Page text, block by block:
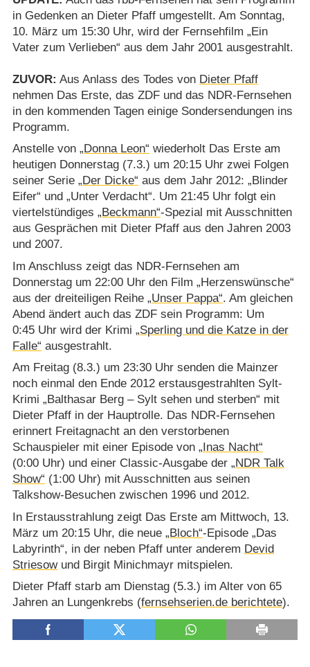
in Gedenken an Dieter Pfaff umgestellt. Am Sonntag,
10. März um 15:30 Uhr, wird der Fernsehfilm „Ein
Vater zum Verlieben“ aus dem Jahr 2001 ausgestrahlt.
ZUVOR: Aus Anlass des Todes von Dieter Pfaff
nehmen Das Erste, das ZDF und das NDR-Fernsehen
in den kommenden Tagen einige Sondersendungen ins
Programm.
Anstelle von „Donna Leon“ wiederholt Das Erste am
heutigen Donnerstag (7.3.) um 20:15 Uhr zwei Folgen
seiner Serie „Der Dicke“ aus dem Jahr 2012: „Blinder
Eifer“ und „Unter Verdacht“. Um 21:45 Uhr folgt ein
viertelstündiges „Beckmann“-Spezial mit Ausschnitten
aus Gesprächen mit Dieter Pfaff aus den Jahren 2003
und 2007.
Im Anschluss zeigt das NDR-Fernsehen am
Donnerstag um 22:00 Uhr den Film „Herzenswünsche“
aus der dreiteiligen Reihe „Unser Pappa“. Am gleichen
Abend ändert auch das ZDF sein Programm: Um
0:45 Uhr wird der Krimi „Sperling und die Katze in der
Falle“ ausgestrahlt.
Am Freitag (8.3.) um 23:30 Uhr senden die Mainzer
noch einmal den Ende 2012 erstausgestrahlten Sylt-
Krimi „Balthasar Berg – Sylt sehen und sterben“ mit
Dieter Pfaff in der Hauptrolle. Das NDR-Fernsehen
erinnert Freitagnacht an den verstorbenen
Schauspieler mit einer Episode von „Inas Nacht“
(0:00 Uhr) und einer Classic-Ausgabe der „NDR Talk
Show“ (1:00 Uhr) mit Ausschnitten aus seinen
Talkshow-Besuchen zwischen 1996 und 2012.
In Erstausstrahlung zeigt Das Erste am Mittwoch, 13.
März um 20:15 Uhr, die neue „Bloch“-Episode „Das
Labyrinth“, in der neben Pfaff unter anderem Devid
Striesowund Birgit Minichmayr mitspielen.
Dieter Pfaff starb am Dienstag (5.3.) im Alter von 65
Jahren an Lungenkrebs (fernsehserien.de berichtete).